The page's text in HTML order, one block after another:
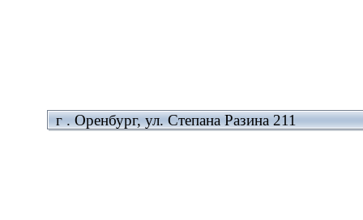
г . Оренбург, ул. Степана Разина 211